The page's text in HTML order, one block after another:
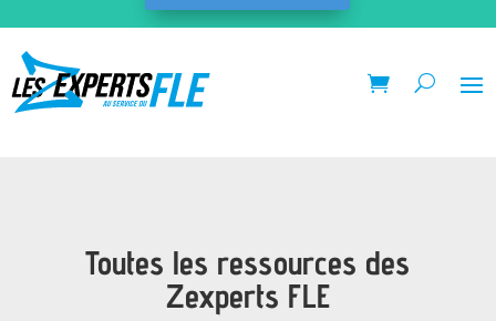
Toutes les ressources des
Zexperts FLE